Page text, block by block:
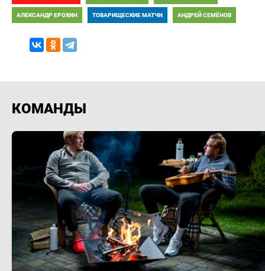
АЛЕКСАНДР ЕРОХИН ТОВАРИЩЕСКИЕ МАТЧИ АНДРЕЙ СЕМЁНОВ
КОМАНДЫ